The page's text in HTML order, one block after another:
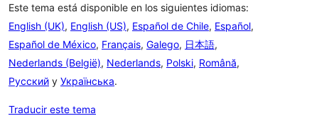
Este tema está disponible en los siguientes idiomas:
English (UK), English (US), Español de Chile, Español,
Español de México, Français, Galego, 日本語,
Nederlands (België), Nederlands, Polski, Română,
Русский y Українська.
Traducir este tema